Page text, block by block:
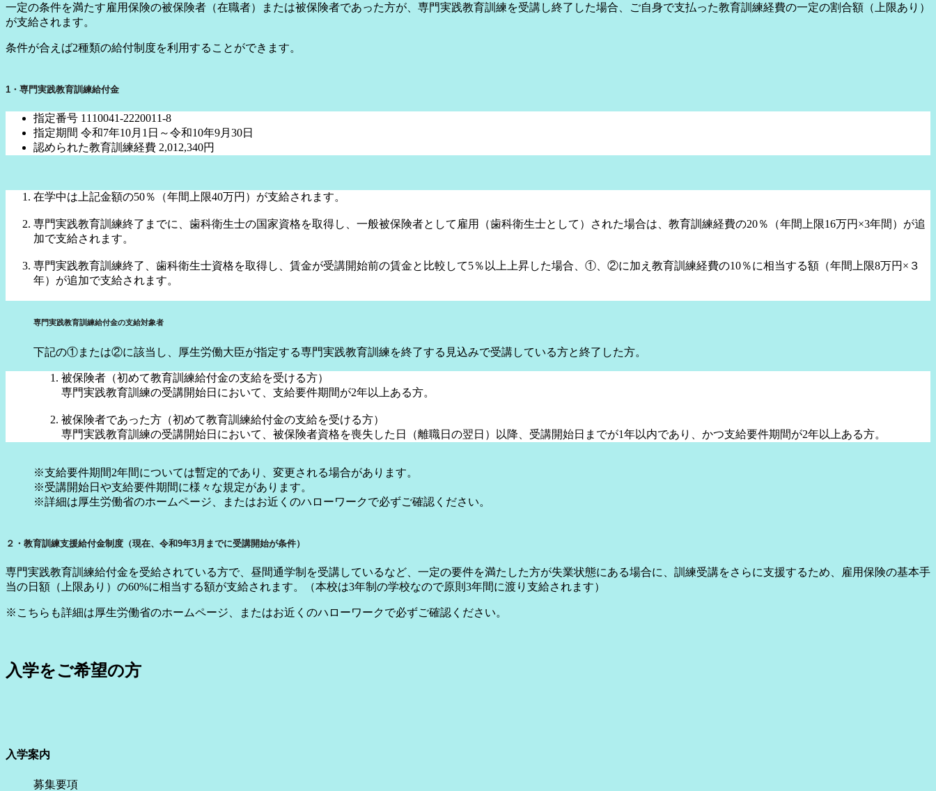
一定の条件を満たす雇用保険の被保険者（在職者）または被保険者であった方が、専門実践教育訓練を受講し終了した場合、ご自身で支払った教育訓練経費の一定の割合額（上限あり）
が支給されます。
条件が合えば2種類の給付制度を利用することができます。
1・専門実践教育訓練給付金
指定番号 1110041-2220011-8
指定期間 令和7年10月1日～令和10年9月30日
認められた教育訓練経費 2,012,340円
在学中は上記金額の50％（年間上限40万円）が支給されます。
専門実践教育訓練終了までに、歯科衛生士の国家資格を取得し、一般被保険者として雇用（歯科衛生士として）された場合は、教育訓練経費の20％（年間上限16万円×3年間）が追
加で支給されます。
専門実践教育訓練終了、歯科衛生士資格を取得し、賃金が受講開始前の賃金と比較して5％以上上昇した場合、①、②に加え教育訓練経費の10％に相当する額（年間上限8万円×３
年）が追加で支給されます。
専門実践教育訓練給付金の支給対象者
下記の①または②に該当し、厚生労働大臣が指定する専門実践教育訓練を終了する見込みで受講している方と終了した方。
被保険者（初めて教育訓練給付金の支給を受ける方）
専門実践教育訓練の受講開始日において、支給要件期間が2年以上ある方。
被保険者であった方（初めて教育訓練給付金の支給を受ける方）
専門実践教育訓練の受講開始日において、被保険者資格を喪失した日（離職日の翌日）以降、受講開始日までが1年以内であり、かつ支給要件期間が2年以上ある方。
※支給要件期間2年間については暫定的であり、変更される場合があります。
※受講開始日や支給要件期間に様々な規定があります。
※詳細は厚生労働省のホームページ、またはお近くのハローワークで必ずご確認ください。
２・教育訓練支援給付金制度（現在、令和9年3月までに受講開始が条件）
専門実践教育訓練給付金を受給されている方で、昼間通学制を受講しているなど、一定の要件を満たした方が失業状態にある場合に、訓練受講をさらに支援するため、雇用保険の基本手
当の日額（上限あり）の60%に相当する額が支給されます。（本校は3年制の学校なので原則3年間に渡り支給されます）
※こちらも詳細は厚生労働省のホームページ、またはお近くのハローワークで必ずご確認ください。
入学をご希望の方
入学案内
募集要項